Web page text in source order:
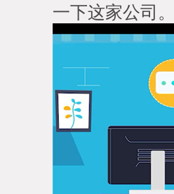
一下这家公司